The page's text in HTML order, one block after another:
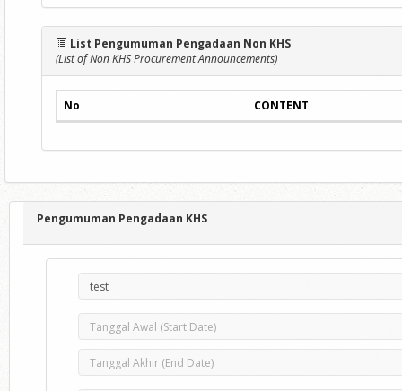
List Pengumuman Pengadaan Non KHS
(List of Non KHS Procurement Announcements)
No CONTENT
Pengumuman Pengadaan KHS